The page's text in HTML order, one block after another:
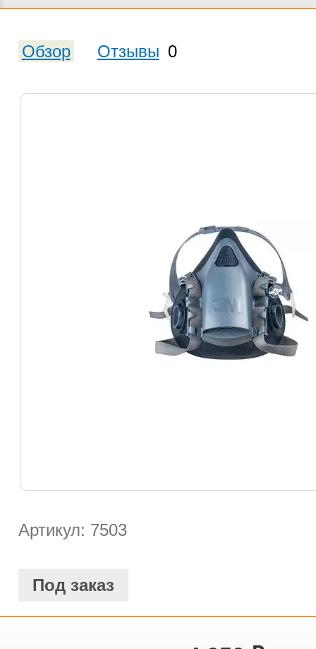
Обзор Отзывы 0
Артикул: 7503
Под заказ